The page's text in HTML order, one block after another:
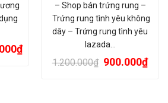
₫
– Shop bán trứng rung –
Trứng rung tình yêu không
dây – Trứng rung tình yêu
lazada…
1.200.000₫ 900.000₫